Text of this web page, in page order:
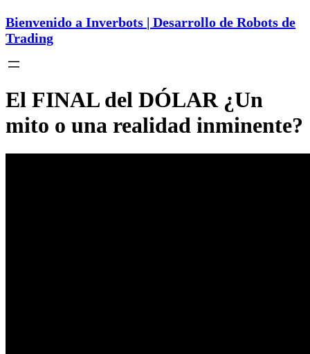
Bienvenido a Inverbots | Desarrollo de Robots de
Trading
El FINAL del DÓLAR ¿Un
mito o una realidad inminente?